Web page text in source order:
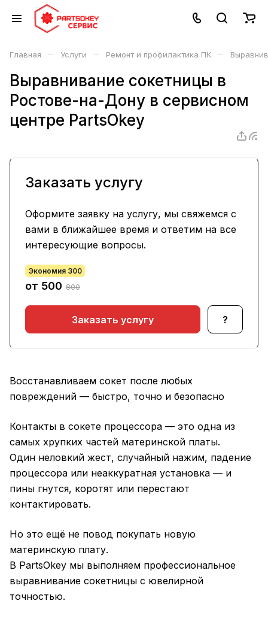
Главная – Услуги – Ремонт и профилактика ПК –
Выравнивание сокетницы в
Ростове-на-Дону в сервисном
центре PartsOkey
Заказать услугу
Оформите заявку на услугу, мы свяжемся с
вами в ближайшее время и ответим на все
интересующие вопросы.
Экономия 300
от 500 800
Заказать услугу ?
Восстанавливаем сокет после любых
повреждений — быстро, точно и безопасно
Контакты в сокете процессора — это одна из
самых хрупких частей материнской платы.
Один неловкий жест, случайный нажим, падение
процессора или неаккуратная установка — и
пины гнутся, коротят или перестают
контактировать.
Но это ещё не повод покупать новую
материнскую плату.
В PartsOkey мы выполняем профессиональное
выравнивание сокетницы с ювелирной
точностью.